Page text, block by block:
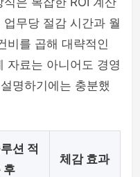
무당 절감 시간과 월
비를 곱해 대략적인
자료는 아니어도 경영
명하기에는 충분했
션 적
후
체감 효과